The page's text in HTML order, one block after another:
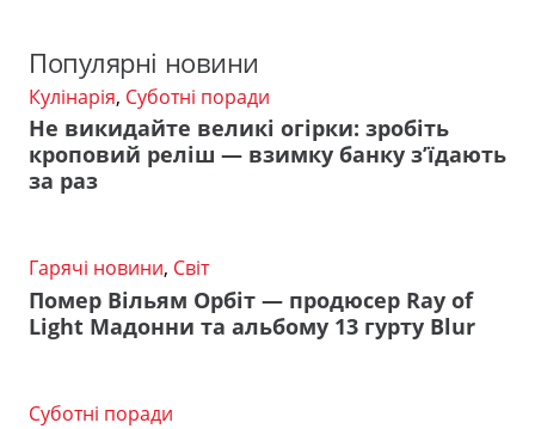
Популярні новини
Кулінарія, Суботні поради
Не викидайте великі огірки: зробіть
кроповий реліш — взимку банку з’їдають
за раз
Гарячі новини, Світ
Помер Вільям Орбіт — продюсер Ray of
Light Мадонни та альбому 13 гурту Blur
Суботні поради